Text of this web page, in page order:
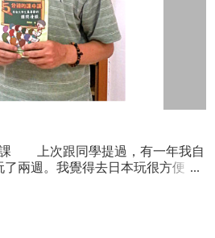
別人怎麼稱呼自己。常見的是
者是she/her/hers（女性用法），但
中性性別用法），這時身為ESL
人的V君就開始錯亂了，為何
theirs？這不是一群人的複數用
文不大好，這時因為腦袋打結，就
了一個權衡之計，直接叫名字算
之大糟糕。 是的，對於目前的加
地重要，影響的層面也不僅止於
朋友，連程式碼都要講求用詞遣字
任職的P君說，他們公司好幾年
會時大家腦袋改不過來，「你說什
生就有一個助教，如果有實驗課會
以更了解每個學生。另外關於實驗
的學生，之後也來這裡念書求學的
後悔當初在量測原理與機工實驗課
，來這裡做研究時還是要重頭學
有第一年認真的讀過很多的文獻，
不到要用什麼方法來解決問題。
徒勞無功，但也只有在曾經努力
生活也是國外求學的很大一部
生的很大一部分。一早清晨眼睛
導教授清晨六點傳來的訊息也需
此次的實作目標與以往不同，希
搭配其感測元件(紅外線感測儀)來
震盪頻率的裝置，並且搭
出特定阻尼系統的震盪頻率。首
後實作課程中都會常常使用到的開
看成是人的大腦藉由收到特定訊號
令，其可以是控制馬達的轉速或
包含了基本指令集的介紹，基本
外線感測儀的原理、函式、以及
紅外線感測器 Matlab使用 而在
生Matlab使用的授權並且協助其完
在課程中介紹了Matlab的使用方
課 上次跟同學提過，有一年我自
兩週。我覺得去日本玩很方便，
筆談，年紀輕的就用英文溝通。